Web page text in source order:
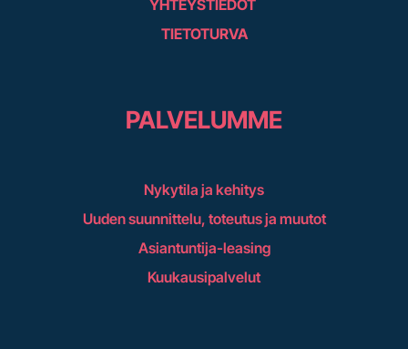
YHTEYSTIEDOT
TIETOTURVA
PALVELUMME
Nykytila ja kehitys
Uuden suunnittelu, toteutus ja muutot
Asiantuntija-leasing
Kuukausipalvelut